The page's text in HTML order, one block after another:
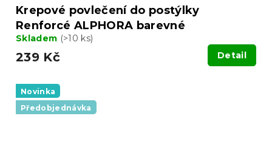
Krepové povlečení do postýlky
Renforcé ALPHORA barevné
Skladem (>10 ks)
239 Kč Detail
Novinka
Předobjednávka